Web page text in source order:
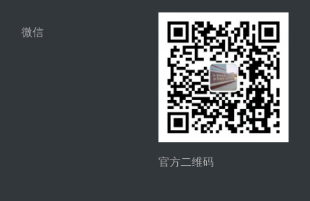
微信
官方二维码